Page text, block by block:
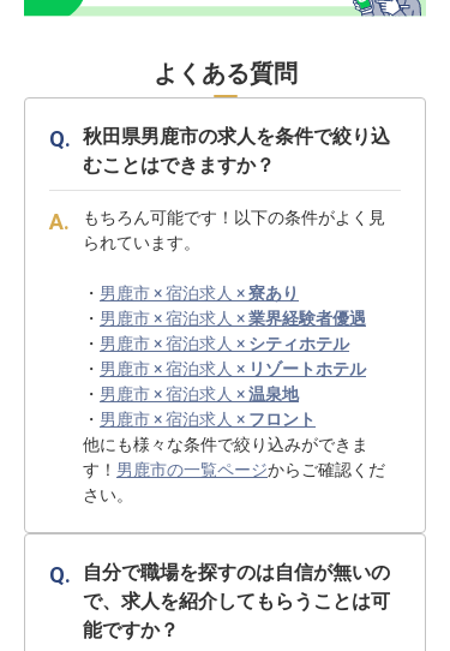
よくある質問
秋田県男鹿市の求人を条件で絞り込
むことはできますか？
もちろん可能です！以下の条件がよく見
られています。
・ 男鹿市 × 宿泊求人 ×寮あり
・ 男鹿市 × 宿泊求人 ×業界経験者優遇
・ 男鹿市 × 宿泊求人 × シティホテル
・ 男鹿市 × 宿泊求人 × リゾートホテル
・ 男鹿市 × 宿泊求人 ×温泉地
・ 男鹿市 × 宿泊求人 × フロント
他にも様々な条件で絞り込みができま
す！ 男鹿市の一覧ページからご確認くだ
さい。
自分で職場を探すのは自信が無いの
で、求人を紹介してもらうことは可
能ですか？